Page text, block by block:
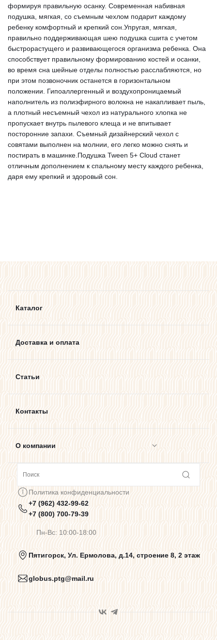
формируя правильную осанку. Современная набивная
подушка, мягкая, со съемным чехлом подарит каждому
ребенку комфортный и крепкий сон.Упругая, мягкая,
правильно поддерживающая шею подушка сшита с учетом
быстрорастущего и развивающегося организма ребенка. Она
способствует правильному формированию костей и осанки,
во время сна шейные отделы полностью расслабляются, но
при этом позвоночник останется в горизонтальном
положении. Гипоаллергенный и воздухопроницаемый
наполнитель из полиэфирного волокна не накапливает пыль,
а плотный несъемный чехол из натурального хлопка не
пропускает внутрь пылевого клеща и не впитывает
посторонние запахи. Съемный дизайнерский чехол с
совятами выполнен на молнии, его легко можно снять и
постирать в машинке.Подушка Tween 5+ Cloud станет
отличным дополнением к спальному месту каждого ребенка,
даря ему крепкий и здоровый сон.
Каталог
Доставка и оплата
Статьи
Контакты
О компании
Предупреждения о цветопередаче
Политика конфиденциальности
Пользовательское соглашение
Политика конфиденциальности
+7 (962) 432-99-62
+7 (800) 700-79-39
Пн-Вс: 10:00-18:00
Пятигорск, Ул. Ермолова, д.14, строение 8, 2 этаж
globus.ptg@mail.ru